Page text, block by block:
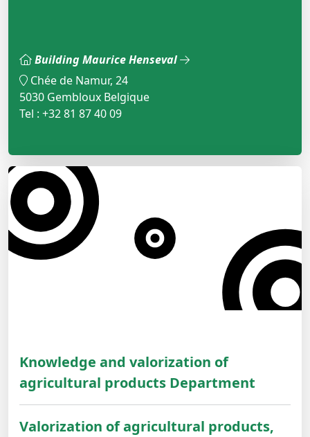
Building Maurice Henseval
Chée de Namur, 24
5030 Gembloux Belgique
Tel : +32 81 87 40 09
Knowledge and valorization of
agricultural products Department
Valorization of agricultural products,